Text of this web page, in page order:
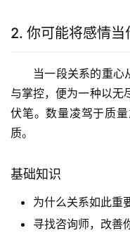
2. 你可能将感情当
当一段关系的重心
与掌控，便为一种以无
伏笔。数量凌驾于质
质。
基础知识
为什么关系如此重
寻找咨询师，改善